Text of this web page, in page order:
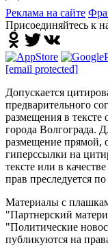
Реклама на сайте
Присоединяйтесь к
[email protected]
Допускается
предварительного
размещения в тексте
города Волгограда.
размещение прямой,
гиперссылки на
тексте или в
прав преследуется по
Материалы с
"Партнерский
"Политические
публикуются на